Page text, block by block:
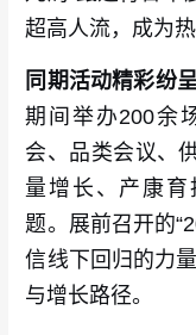
超高人流，成为热
同期活动精彩纷
期间举办200余
会、品类会议、
量增长、产康育
题。展前召开的
信线下回归的力
与增长路径。